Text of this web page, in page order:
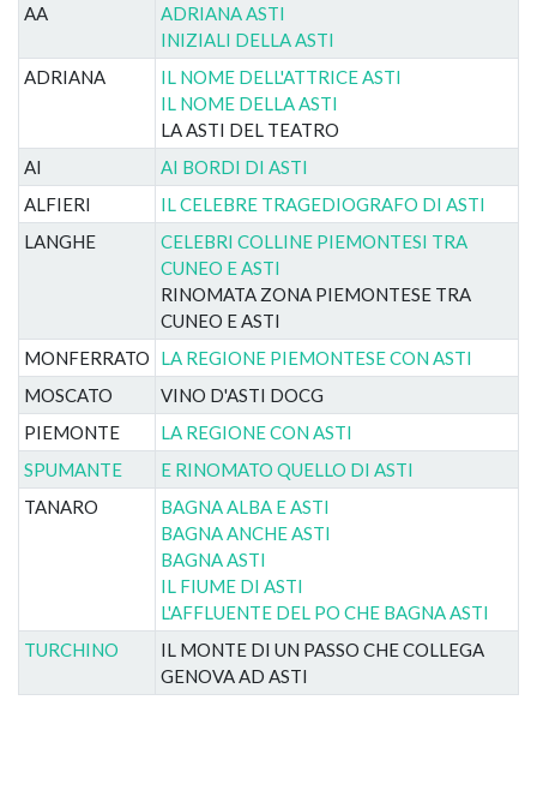
AA
ADRIANA ASTI
INIZIALI DELLA ASTI
ADRIANA
IL NOME DELL'ATTRICE ASTI
IL NOME DELLA ASTI
LA ASTI DEL TEATRO
AI
AI BORDI DI ASTI
ALFIERI
IL CELEBRE TRAGEDIOGRAFO DI ASTI
LANGHE
CELEBRI COLLINE PIEMONTESI TRA
CUNEO E ASTI
RINOMATA ZONA PIEMONTESE TRA
CUNEO E ASTI
MONFERRATO
LA REGIONE PIEMONTESE CON ASTI
MOSCATO
VINO D'ASTI DOCG
PIEMONTE
LA REGIONE CON ASTI
SPUMANTE
E RINOMATO QUELLO DI ASTI
TANARO
BAGNA ALBA E ASTI
BAGNA ANCHE ASTI
BAGNA ASTI
IL FIUME DI ASTI
L'AFFLUENTE DEL PO CHE BAGNA ASTI
TURCHINO
IL MONTE DI UN PASSO CHE COLLEGA
GENOVA AD ASTI